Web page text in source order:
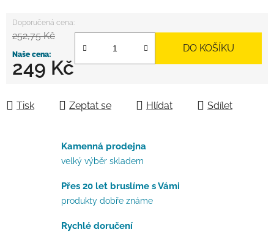
252,75 Kč
249 Kč
DO KOŠÍKU
Tisk Zeptat se Hlídat Sdílet
Kamenná prodejna
velký výběr skladem
Přes 20 let bruslíme s Vámi
produkty dobře známe
Rychlé doručení